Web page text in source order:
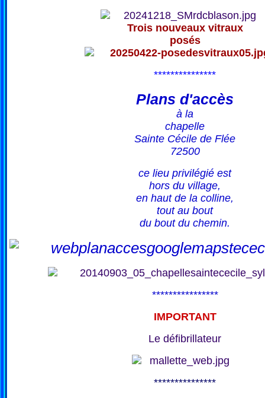
Trois nouveaux vitraux
posés
***************
Plans d'accès
à la
chapelle
Sainte Cécile de Flée
72500
ce lieu privilégié est
hors du village,
en haut de la colline,
tout au bout
du bout du chemin.
****************
IMPORTANT
Le défibrillateur
***************